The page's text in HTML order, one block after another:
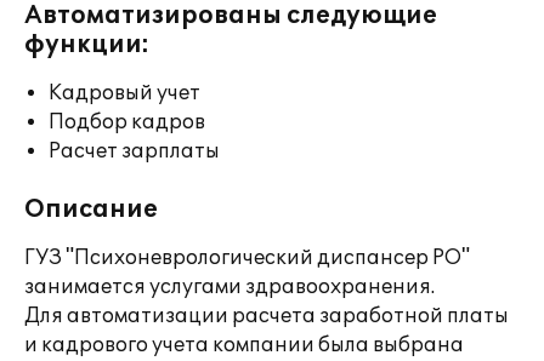
Автоматизированы следующие
функции:
Кадровый учет
Подбор кадров
Расчет зарплаты
Описание
ГУЗ "Психоневрологический диспансер РО"
занимается услугами здравоохранения.
Для автоматизации расчета заработной платы
и кадрового учета компании была выбрана